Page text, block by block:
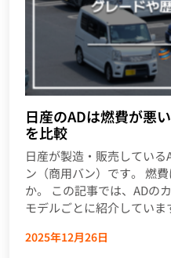
日産のADは燃費が悪
を比較
日産が製造・販売してい
ン（商用バン）です。 燃
か。 この記事では、ADの
モデルごとに紹介してい
2025年12月26日